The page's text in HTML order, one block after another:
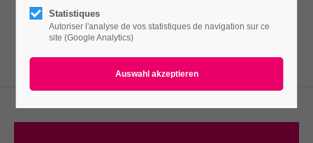
Anmelden
Register|Lost your password?
Support
dolor. Aenean massa.
Statistiques
Autoriser l'analyse de vos statistiques de navigation sur ce
site (Google Analytics)